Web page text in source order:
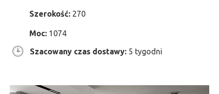
Szerokość: 270
Moc: 1074
Szacowany czas dostawy: 5 tygodni